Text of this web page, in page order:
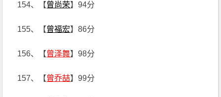
154、【曾尚荣】94分
155、【曾福宏】86分
156、【曾泽舞】98分
157、【曾乔喆】99分